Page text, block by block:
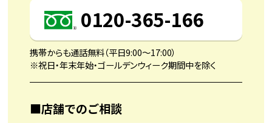
0120-365-166
携帯からも通話無料（平日9:00〜17:00）
※祝日・年末年始・ゴールデンウィーク期間中を除く
■店舗でのご相談